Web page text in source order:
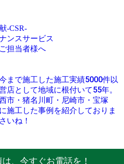
-CSR-
ンスサービス
担当者様へ
まで施工した施工実績5000件以
店として地域に根付いて55年。
市・猪名川町・尼崎市・宝塚
施工した事例を紹介しておりま
いね！
え・屋根リフォームの職人直営
、今すぐお電話を！